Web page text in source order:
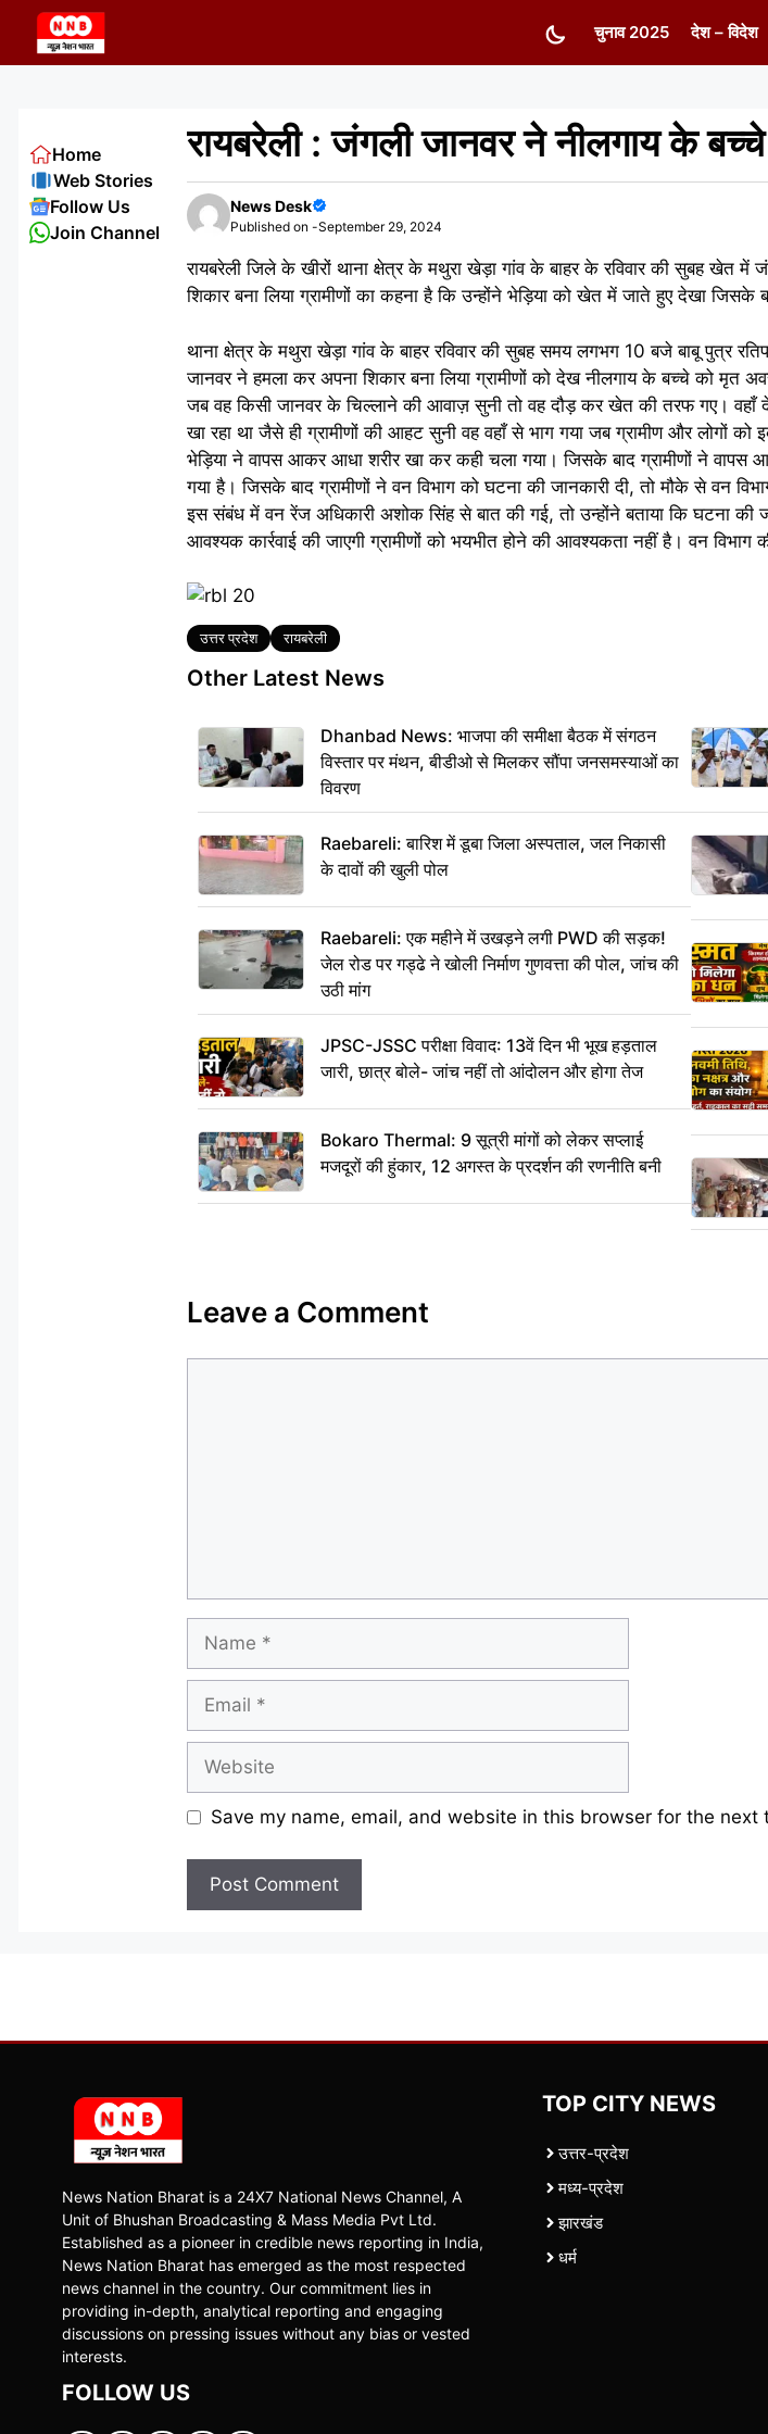
content
चुनाव 2025 देश – विदेश
रायबरेली : जंगली जानवर ने नीलगाय के
News Desk
Published on -September 29, 2024
रायबरेली जिले के खीरों थाना क्षेत्र के मथुरा खेड़ा गांव के बाहर के रविवार की सुबह खेत
शिकार बना लिया ग्रामीणों का कहना है कि उन्होंने भेड़िया को खेत में जाते हुए देखा जिसके
थाना क्षेत्र के मथुरा खेड़ा गांव के बाहर रविवार की सुबह समय लगभग 10 बजे बाबू पुत्र
जानवर ने हमला कर अपना शिकार बना लिया ग्रामीणों को देख नीलगाय के बच्चे को मृत
जब वह किसी जानवर के चिल्लाने की आवाज़ सुनी तो वह दौड़ कर खेत की तरफ गए। वहाँ
खा रहा था जैसे ही ग्रामीणों की आहट सुनी वह वहाँ से भाग गया जब ग्रामीण और लोगों
भेड़िया ने वापस आकर आधा शरीर खा कर कही चला गया। जिसके बाद ग्रामीणों ने वापस
गया है। जिसके बाद ग्रामीणों ने वन विभाग को घटना की जानकारी दी, तो मौके से वन
इस संबंध में वन रेंज अधिकारी अशोक सिंह से बात की गई, तो उन्होंने बताया कि घटना की
आवश्यक कार्रवाई की जाएगी ग्रामीणों को भयभीत होने की आवश्यकता नहीं है। वन विभाग
Tags
उत्तर प्रदेश रायबरेली
Other Latest News
Dhanbad News: भाजपा की समीक्षा बैठक में संगठन
विस्तार पर मंथन, बीडीओ से मिलकर सौंपा जनसमस्याओं का
विवरण
Raebareli: बारिश में डूबा जिला अस्पताल, जल निकासी
के दावों की खुली पोल
Raebareli: एक महीने में उखड़ने लगी PWD की सड़क!
जेल रोड पर गड्ढे ने खोली निर्माण गुणवत्ता की पोल, जांच की
उठी मांग
JPSC-JSSC परीक्षा विवाद: 13वें दिन भी भूख हड़ताल
जारी, छात्र बोले- जांच नहीं तो आंदोलन और होगा तेज
Bokaro Thermal: 9 सूत्री मांगों को लेकर सप्लाई
मजदूरों की हुंकार, 12 अगस्त के प्रदर्शन की रणनीति बनी
Leave a Comment
Name
Email
Website
Save my name, email, and website in this browser for the next
Home
Web Stories
Follow Us
Join Channel
News Nation Bharat is a 24X7 National News Channel, A
Unit of Bhushan Broadcasting & Mass Media Pvt Ltd.
Established as a pioneer in credible news reporting in India,
News Nation Bharat has emerged as the most respected
news channel in the country. Our commitment lies in
providing in-depth, analytical reporting and engaging
discussions on pressing issues without any bias or vested
interests.
FOLLOW US
TOP CITY NEWS
उत्तर-प्रदेश
मध्य-प्रदेश
झारखंड
धर्म